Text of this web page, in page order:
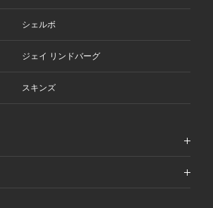
シェルボ
ジェイ リンドバーグ
スキンズ